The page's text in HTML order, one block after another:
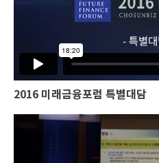
2016 미래금융포럼 특별대담